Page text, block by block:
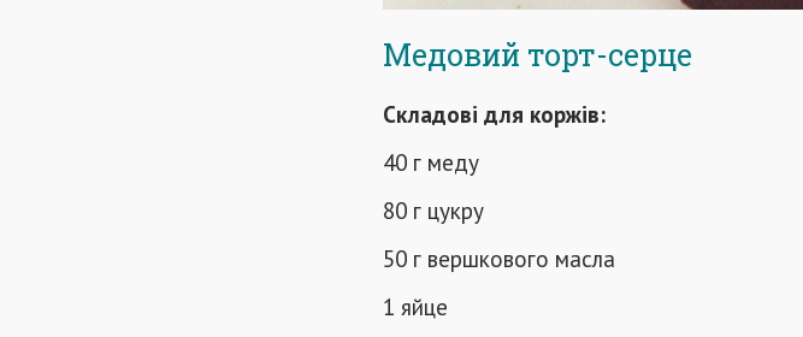
Медовий торт-серце
Складові для коржів:
40 г меду
80 г цукру
50 г вершкового масла
1 яйце